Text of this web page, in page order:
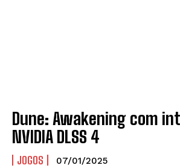
Dune: Awakening com
NVIDIA DLSS 4
JOGOS 07/01/2025